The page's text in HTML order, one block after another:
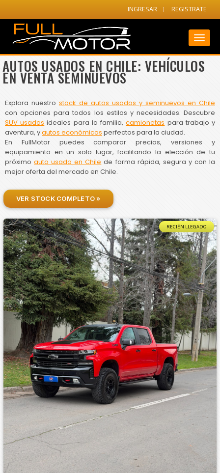
INGRESAR REGISTRATE
AUTOS USADOS EN CHILE: VEHÍCULOS
EN VENTA SEMINUEVOS
Explora nuestro stock de autos usados y seminuevos en Chile
con opciones para todos los estilos y necesidades. Descubre
SUV usados ideales para la familia,camionetas para trabajo y
aventura, yautos económicos perfectos para la ciudad.
En FullMotor puedes comparar precios, versiones y
equipamiento en un solo lugar, facilitando la elección de tu
próximoauto usado en Chile de forma rápida, segura y con la
mejor oferta del mercado en Chile.
VER STOCK COMPLETO »
RECIÉN LLEGADO